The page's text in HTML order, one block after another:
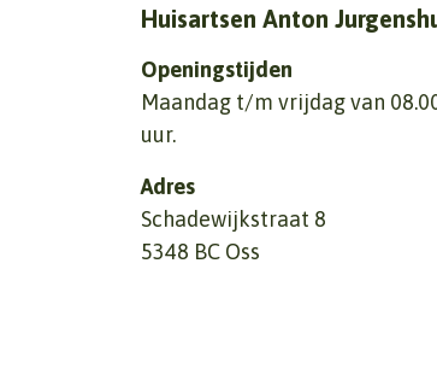
Huisartsen Anton
Openingstijden
Maandag t/m vrijdag van
uur.
Adres
Schadewijkstraat 8
5348 BC Oss